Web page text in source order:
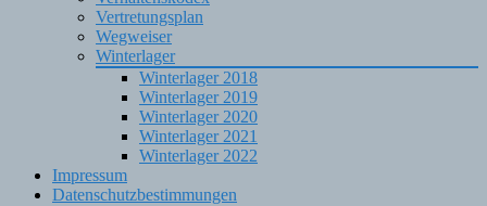
Vertretungsplan
Wegweiser
Winterlager
Winterlager 2018
Winterlager 2019
Winterlager 2020
Winterlager 2021
Winterlager 2022
Impressum
Datenschutzbestimmungen